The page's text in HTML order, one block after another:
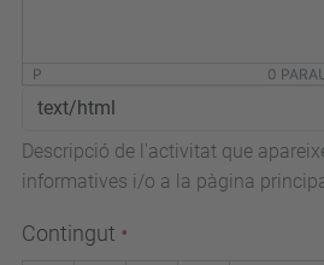
P 0
Descripció de l'activitat que
informatives i/o a la pàgina
Contingut